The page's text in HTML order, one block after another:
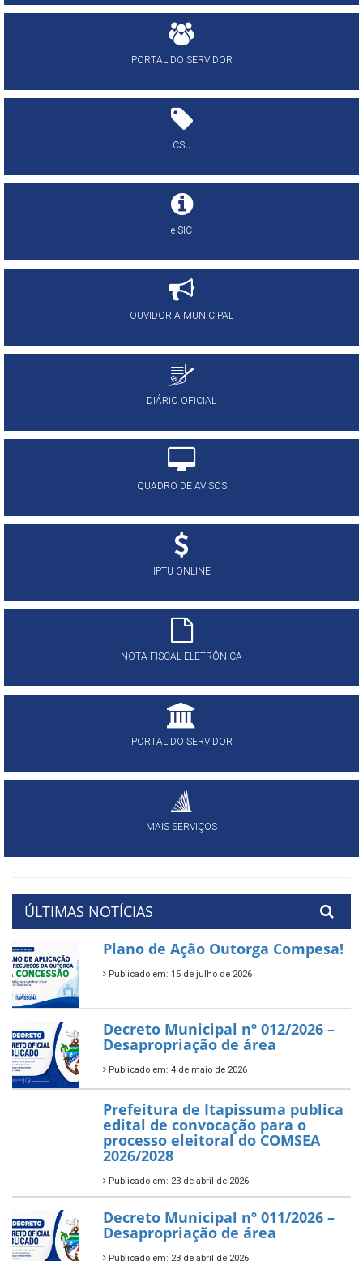
PORTAL DO SERVIDOR
CSU
e-SIC
OUVIDORIA MUNICIPAL
DIÁRIO OFICIAL
QUADRO DE AVISOS
IPTU ONLINE
NOTA FISCAL ELETRÔNICA
PORTAL DO SERVIDOR
MAIS SERVIÇOS
ÚLTIMAS NOTÍCIAS
Plano de Ação Outorga Compesa!
Publicado em: 15 de julho de 2026
Decreto Municipal nº 012/2026 –
Desapropriação de área
Publicado em: 4 de maio de 2026
Prefeitura de Itapissuma publica
edital de convocação para o
processo eleitoral do COMSEA
2026/2028
Publicado em: 23 de abril de 2026
Decreto Municipal nº 011/2026 –
Desapropriação de área
Publicado em: 23 de abril de 2026